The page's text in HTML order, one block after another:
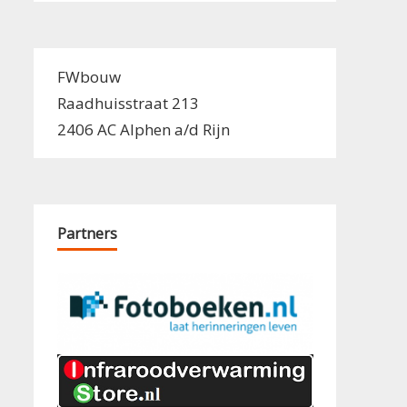
FWbouw
Raadhuisstraat 213
2406 AC Alphen a/d Rijn
Partners